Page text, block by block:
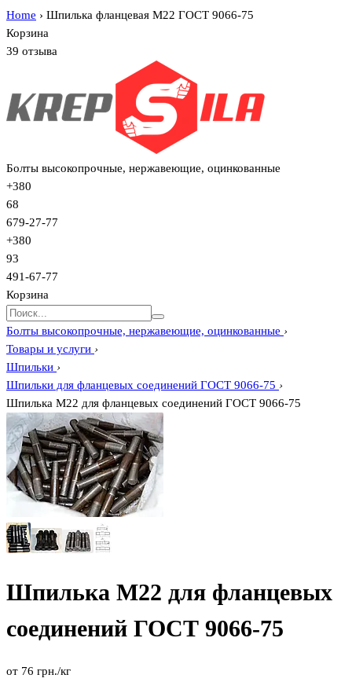
Home › Шпилька фланцевая М22 ГОСТ 9066-75
Корзина
39 отзыва
Болты высокопрочные, нержавеющие, оцинкованные
+380
68
679-27-77
+380
93
491-67-77
Корзина
Болты высокопрочные, нержавеющие, оцинкованные ›
Товары и услуги ›
Шпильки ›
Шпильки для фланцевых соединений ГОСТ 9066-75 ›
Шпилька М22 для фланцевых соединений ГОСТ 9066-75
Шпилька М22 для фланцевых
соединений ГОСТ 9066-75
от 76 грн./кг